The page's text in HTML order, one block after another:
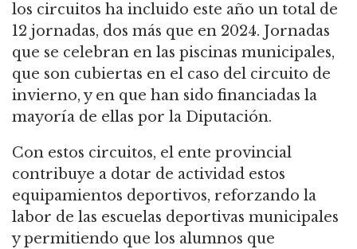
los circuitos ha incluido este año un total de
12 jornadas, dos más que en 2024. Jornadas
que se celebran en las piscinas municipales,
que son cubiertas en el caso del circuito de
invierno, y en que han sido financiadas la
mayoría de ellas por la Diputación.
Con estos circuitos, el ente provincial
contribuye a dotar de actividad estos
equipamientos deportivos, reforzando la
labor de las escuelas deportivas municipales
y permitiendo que los alumnos que